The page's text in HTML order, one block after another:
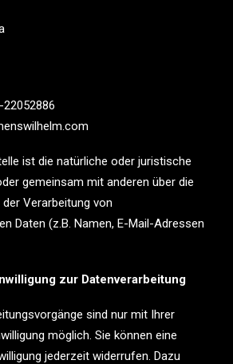
ist die natürliche oder juristische
gemeinsam mit anderen über die
Verarbeitung von
Daten (z.B. Namen, E-Mail-Adressen
zur Datenverarbeitung
sind nur mit Ihrer
möglich. Sie können eine
jederzeit widerrufen. Dazu